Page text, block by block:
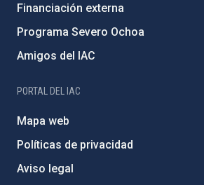
Financiación externa
Programa Severo Ochoa
Amigos del IAC
PORTAL DEL IAC
Mapa web
Políticas de privacidad
Aviso legal